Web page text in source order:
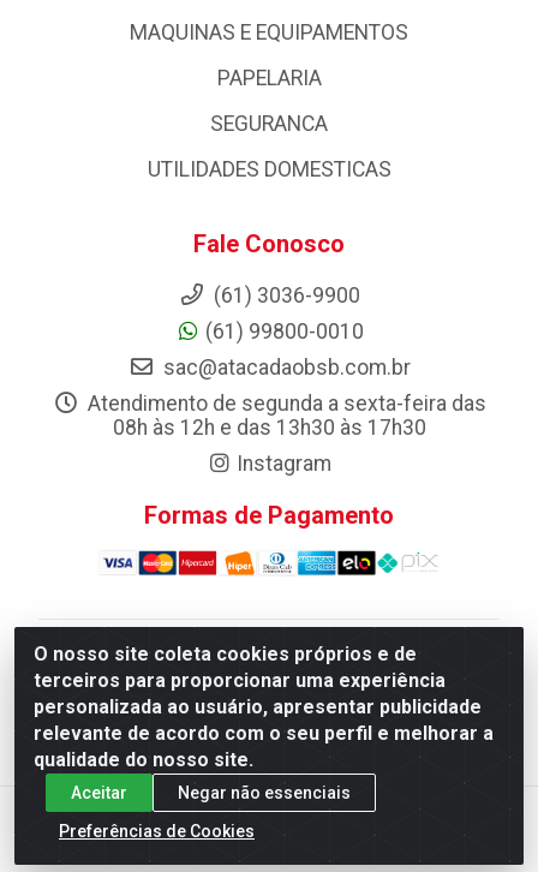
O nosso site coleta cookies próprios e de
terceiros para proporcionar uma experiência
personalizada ao usuário, apresentar publicidade
relevante de acordo com o seu perfil e melhorar a
qualidade do nosso site.
Aceitar
Negar não essenciais
Preferências de Cookies
MAQUINAS E EQUIPAMENTOS
PAPELARIA
SEGURANCA
UTILIDADES DOMESTICAS
Fale Conosco
(61) 3036-9900
(61) 99800-0010
sac@atacadaobsb.com.br
Atendimento de segunda a sexta-feira das
08h às 12h e das 13h30 às 17h30
Instagram
Formas de Pagamento
Atacadao da Limpeza F. Pereira Queiroz Comercio e
Distribuicao LTDA - Quadra Qi 10 Lotes 39 e, 41 - Setor
Industrial (Taguatinga), Brasília/DF - CEP 72.135-100 -
CNPJ 13.184.675/0001-80